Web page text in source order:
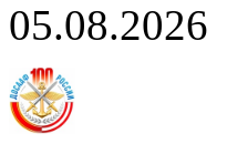
05.08.2026